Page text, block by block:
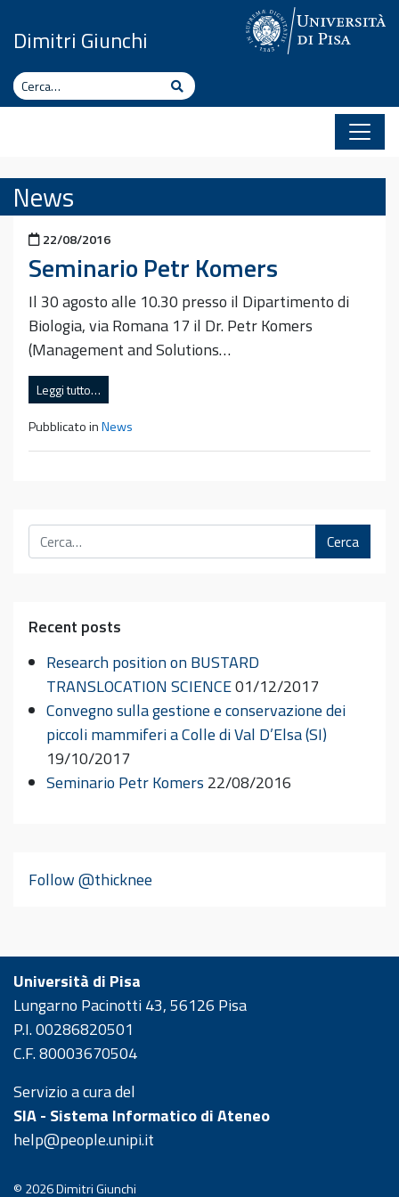
Dimitri Giunchi
Cerca Cerca
News
Pubblicato il
22/08/2016
Seminario Petr Komers
Il 30 agosto alle 10.30 presso il Dipartimento di
Biologia, via Romana 17 il Dr. Petr Komers
(Management and Solutions…
Leggi tutto…
Pubblicato inNews
Cerca
Recent posts
Research position on BUSTARD
TRANSLOCATION SCIENCE01/12/2017
Convegno sulla gestione e conservazione dei
piccoli mammiferi a Colle di Val D’Elsa (SI)
19/10/2017
Seminario Petr Komers 22/08/2016
Follow @thicknee
Università di Pisa
Lungarno Pacinotti 43, 56126 Pisa
P.I. 00286820501
C.F. 80003670504
Servizio a cura del
SIA - Sistema Informatico di Ateneo
help@people.unipi.it
© 2026Dimitri Giunchi